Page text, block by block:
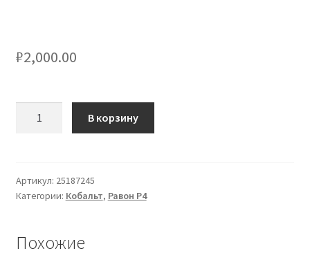
₽2,000.00
охлаждения
В корзину
Артикул: 25187245
Категории: Кобальт, Равон Р4
Похожие